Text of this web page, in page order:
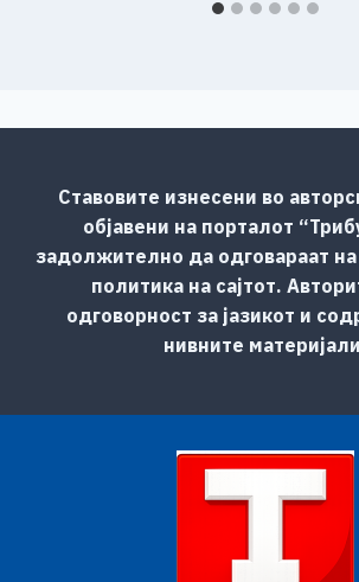
Ставовите изнесени во
објавени на порталот
задолжително да одговараат
политика на сајтот.
одговорност за јазикот и
нивните